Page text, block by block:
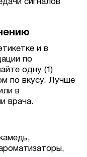
сигналов
и в
по
одну (1)
по вкусу. Лучше
в
врача.